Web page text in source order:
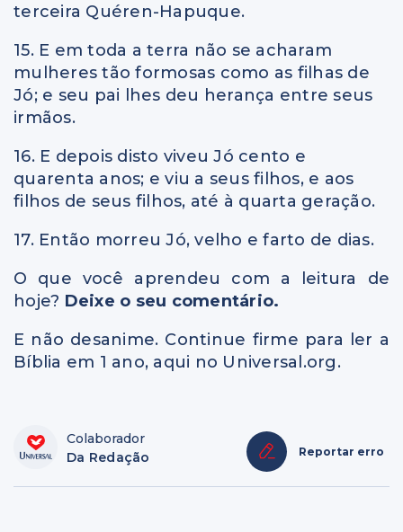
terceira Quéren-Hapuque.
15. E em toda a terra não se acharam
mulheres tão formosas como as filhas de
Jó; e seu pai lhes deu herança entre seus
irmãos.
16. E depois disto viveu Jó cento e
quarenta anos; e viu a seus filhos, e aos
filhos de seus filhos, até à quarta geração.
17. Então morreu Jó, velho e farto de dias.
O que você aprendeu com a leitura de
hoje? Deixe o seu comentário.
E não desanime. Continue firme para ler a
Bíblia em 1 ano, aqui no Universal.org.
Colaborador
Da Redação
Reportar erro